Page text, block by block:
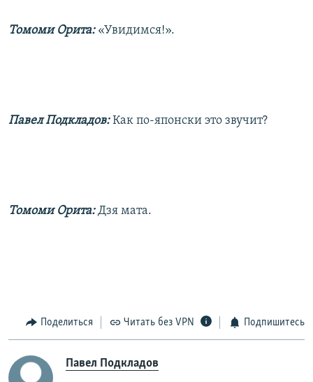
Томоми Орита: «Увидимся!».
Павел Подкладов:Как по-японски это звучит?
Томоми Орита:Дзя мата.
Поделиться Читать без VPN Подпишитесь
Павел Подкладов